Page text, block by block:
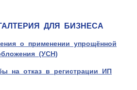
ДЛЯ БИЗНЕСА
о применении упрощённой
(УСН)
на отказ в регистрации ИП